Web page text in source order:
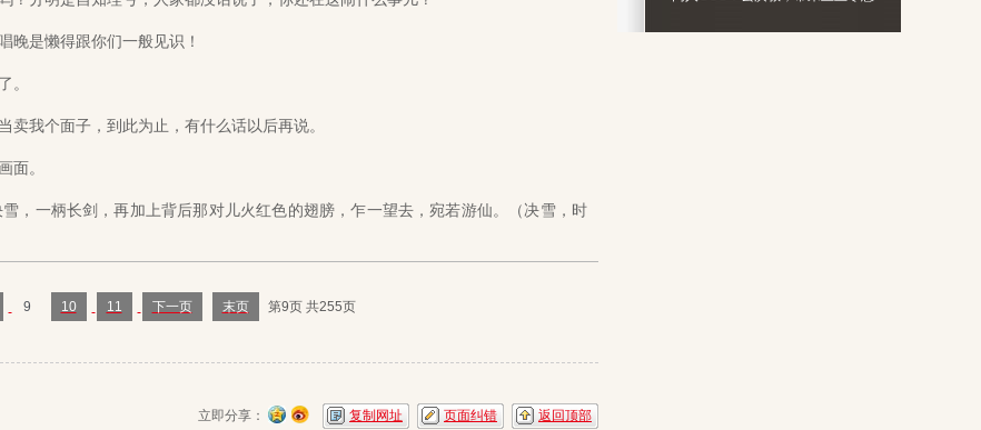
是懒得跟你们一般见识！
。
我个面子，到此为止，有什么话以后再说。
面。
一柄长剑，再加上背后那对儿火红色的翅膀，乍一望去，宛若游仙。（决雪，时
9 10 11 下一页 末页 第9页 共255页
立即分享： 复制网址 页面纠错 返回顶部